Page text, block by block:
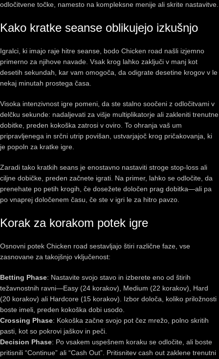
odločitvene točke, namesto na kompleksne menije ali skrite nastavitve.
Kako kratke seanse oblikujejo izkušnjo
Igralci, ki imajo raje hitre seanse, bodo Chicken road našli izjemno
primerno za njihove navade. Vsak krog lahko zaključi v manj kot
desetih sekundah, kar vam omogoča, da odigrate desetine krogov v le
nekaj minutah prostega časa.
Visoka intenzivnost igre pomeni, da ste stalno soočeni z odločitvami v
delčku sekunde: nadaljevati za višje multiplikatorje ali zakleniti trenutne
dobitke, preden kokoška zatrosi v oviro. To ohranja vaš um
pripravljenega in srčni utrip povišan, ustvarjajoč krog pričakovanja, ki
je popoln za kratke igre.
Zaradi tako kratkih seans je enostavno nastaviti stroge stop-loss ali
ciljne dobičke, preden začnete igrati. Na primer, lahko se odločite, da
prenehate po petih krogih, če dosežete določen prag dobitka—ali pa
po vnaprej določenem času, če ste v igri le za hitro pavzo.
Korak za korakom potek igre
Osnovni potek Chicken road sestavljajo štiri različne faze, vse
zasnovane za takojšnjo vključenost:
Betting Phase: Nastavite svojo stavo in izberete eno od štirih
težavnostnih ravni—Easy (24 korakov), Medium (22 korakov), Hard
(20 korakov) ali Hardcore (15 korakov). Izbor določa, koliko priložnosti
boste imeli, preden kokoška dobi usodo.
Crossing Phase: Kokoška začne svojo pot čez mrežo, polno skritih
pasti, kot so pokrovi jaškov in peči.
Decision Phase: Po vsakem uspešnem koraku se odločite, ali boste
pritisnili “Continue” ali “Cash Out”. Pritisnitev cash out zaklene trenutni